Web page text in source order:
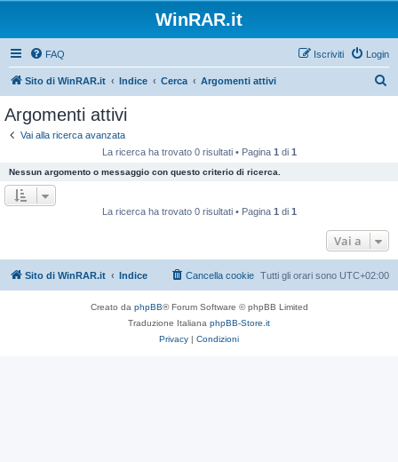
WinRAR.it
FAQ Login
Iscriviti
Sito di WinRAR.it Indice Cerca Argomenti attivi
Argomenti attivi
Vai alla ricerca avanzata
La ricerca ha trovato 0 risultati • Pagina 1 di 1
Nessun argomento o messaggio con questo criterio di ricerca.
La ricerca ha trovato 0 risultati • Pagina 1 di 1
Vai a
Sito di WinRAR.it Indice Tutti gli orari sono UTC+02:00
Cancella cookie
Creato da phpBB® Forum Software © phpBB Limited
Traduzione Italiana phpBB-Store.it
Privacy | Condizioni